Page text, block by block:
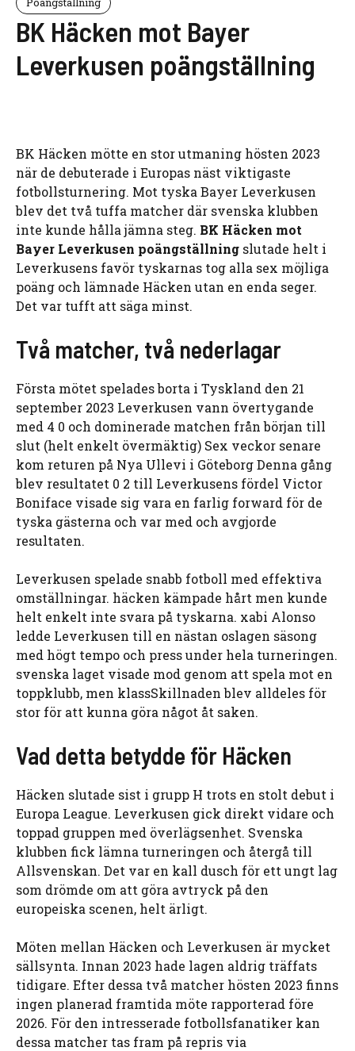
BK Häcken mot Bayer
Leverkusen poängställning
BK Häcken mötte en stor utmaning hösten 2023
när de debuterade i Europas näst viktigaste
fotbollsturnering. Mot tyska Bayer Leverkusen
blev det två tuffa matcher där svenska klubben
inte kunde hålla jämna steg. BK Häcken mot
Bayer Leverkusen poängställning slutade helt i
Leverkusens favör tyskarnas tog alla sex möjliga
poäng och lämnade Häcken utan en enda seger.
Det var tufft att säga minst.
Två matcher, två nederlagar
Första mötet spelades borta i Tyskland den 21
september 2023 Leverkusen vann övertygande
med 4 0 och dominerade matchen från början till
slut (helt enkelt övermäktig) Sex veckor senare
kom returen på Nya Ullevi i Göteborg Denna gång
blev resultatet 0 2 till Leverkusens fördel Victor
Boniface visade sig vara en farlig forward för de
tyska gästerna och var med och avgjorde
resultaten.
Leverkusen spelade snabb fotboll med effektiva
omställningar. häcken kämpade hårt men kunde
helt enkelt inte svara på tyskarna. xabi Alonso
ledde Leverkusen till en nästan oslagen säsong
med högt tempo och press under hela turneringen.
svenska laget visade mod genom att spela mot en
toppklubb, men klassSkillnaden blev alldeles för
stor för att kunna göra något åt saken.
Vad detta betydde för Häcken
Häcken slutade sist i grupp H trots en stolt debut i
Europa League. Leverkusen gick direkt vidare och
toppad gruppen med överlägsenhet. Svenska
klubben fick lämna turneringen och återgå till
Allsvenskan. Det var en kall dusch för ett ungt lag
som drömde om att göra avtryck på den
europeiska scenen, helt ärligt.
Möten mellan Häcken och Leverkusen är mycket
sällsynta. Innan 2023 hade lagen aldrig träffats
tidigare. Efter dessa två matcher hösten 2023 finns
ingen planerad framtida möte rapporterad före
2026. För den intresserade fotbollsfanatiker kan
dessa matcher tas fram på repris via